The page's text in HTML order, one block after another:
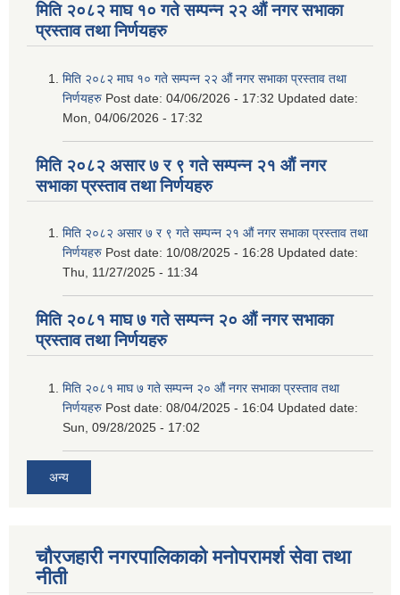
मिति २०८२ माघ १० गते सम्पन्न २२ औं नगर सभाका
प्रस्ताव तथा निर्णयहरु
मिति २०८२ माघ १० गते सम्पन्न २२ औं नगर सभाका प्रस्ताव तथा
निर्णयहरु Post date: 04/06/2026 - 17:32 Updated date:
Mon, 04/06/2026 - 17:32
मिति २०८२ असार ७ र ९ गते सम्पन्न २१ औं नगर
सभाका प्रस्ताव तथा निर्णयहरु
मिति २०८२ असार ७ र ९ गते सम्पन्न २१ औं नगर सभाका प्रस्ताव तथा
निर्णयहरु Post date: 10/08/2025 - 16:28 Updated date:
Thu, 11/27/2025 - 11:34
मिति २०८१ माघ ७ गते सम्पन्न २० औं नगर सभाका
प्रस्ताव तथा निर्णयहरु
मिति २०८१ माघ ७ गते सम्पन्न २० औं नगर सभाका प्रस्ताव तथा
निर्णयहरु Post date: 08/04/2025 - 16:04 Updated date:
Sun, 09/28/2025 - 17:02
अन्य
चौरजहारी नगरपालिकाको मनोपरामर्श सेवा तथा
नीती